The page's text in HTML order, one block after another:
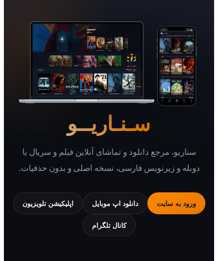
سـنـاریــو
مرجع دانلود و تماشای آنلاین فیلم و سریال با
و زیرنویس فارسی، نسخه اصلی و بدون حذفیات.
به سایت دانلود اپ موبایل اپلیکیشن تلویزیون
کانال تلگرام